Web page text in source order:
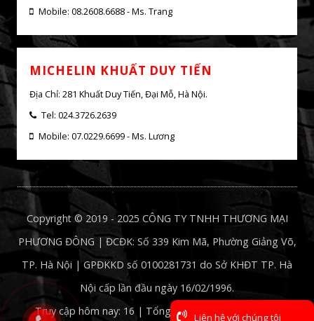
MICHELIN NGUYỄN CHÍ THANH
Địa Chỉ: 31 Nguyễn Chí Thanh, Giảng Võ, Hà Nội
Tel: 024.3846.0723
Mobile: 08.2608.6688 - Ms. Trang
MICHELIN KHUẤT DUY TIẾN
Địa Chỉ: 281 Khuất Duy Tiến, Đại Mỗ, Hà Nội.
Tel: 024.3726.2639
Copyright © 2019 - 2025 CÔNG TY TNHH THƯƠNG MẠI